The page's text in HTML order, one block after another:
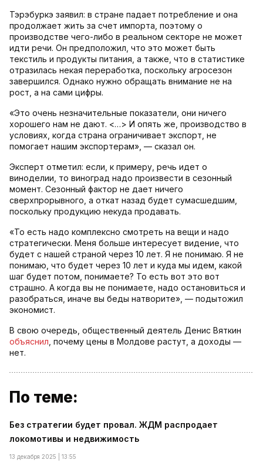
Тэрэбуркэ заявил: в стране падает потребление и она
продолжает жить за счет импорта, поэтому о
производстве чего-либо в реальном секторе не может
идти речи. Он предположил, что это может быть
текстиль и продукты питания, а также, что в статистике
отразилась некая переработка, поскольку агросезон
завершился. Однако нужно обращать внимание не на
рост, а на сами цифры.
«Это очень незначительные показатели, они ничего
хорошего нам не дают. <…> И опять же, производство в
условиях, когда страна ограничивает экспорт, не
помогает нашим экспортерам», — сказал он.
Эксперт отметил: если, к примеру, речь идет о
виноделии, то виноград надо произвести в сезонный
момент. Сезонный фактор не дает ничего
сверхпрорывного, а откат назад будет сумасшедшим,
поскольку продукцию некуда продавать.
«То есть надо комплексно смотреть на вещи и надо
стратегически. Меня больше интересует видение, что
будет с нашей страной через 10 лет. Я не понимаю. Я не
понимаю, что будет через 10 лет и куда мы идем, какой
шаг будет потом, понимаете? То есть вот это вот
страшно. А когда вы не понимаете, надо остановиться и
разобраться, иначе вы беды натворите», — подытожил
экономист.
В свою очередь, общественный деятель Денис Вяткин
объяснил , почему цены в Молдове растут, а доходы —
нет.
По теме:
Без стратегии будет провал. ЖДМ распродает
локомотивы и недвижимость
13 декабря 2025 | 13:55